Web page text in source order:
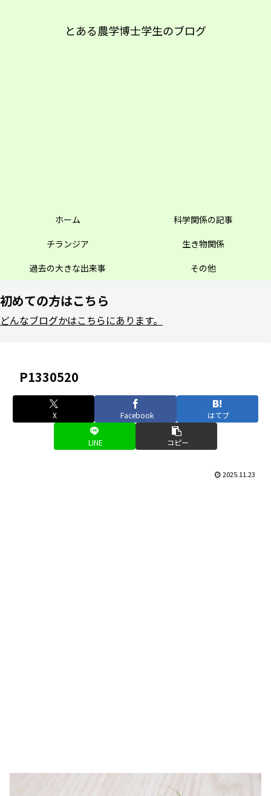
とある農学博士学生のブログ
ホーム
科学関係の記事
チランジア
生き物関係
過去の大きな出来事
その他
初めての方はこちら
どんなブログかはこちらにあります。
P1330520
X Facebook はてブ
LINE コピー
2025.11.23